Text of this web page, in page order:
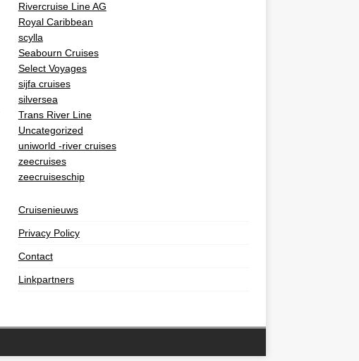
Rivercruise Line AG
Royal Caribbean
scylla
Seabourn Cruises
Select Voyages
sijfa cruises
silversea
Trans River Line
Uncategorized
uniworld -river cruises
zeecruises
zeecruiseschip
Cruisenieuws
Privacy Policy
Contact
Linkpartners